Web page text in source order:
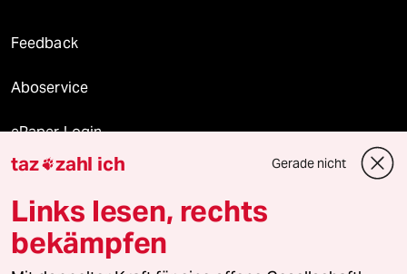
Feedback
Aboservice
ePaper Login
Downloads für Abonnierende
© 2026 taz Verlags und Vertriebs GmbH
taz zahl ich Gerade nicht
Links lesen, rechts
bekämpfen